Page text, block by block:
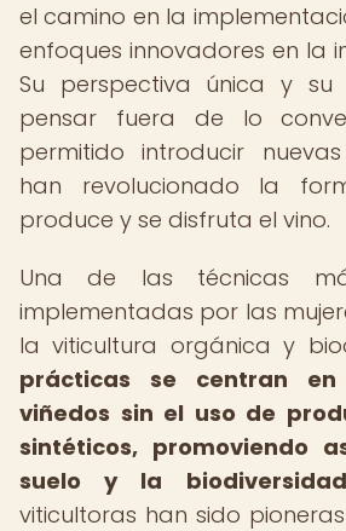
el camino en la
enfoques innovadores en la
Su perspectiva única y
pensar fuera de lo
permitido introducir
han revolucionado la
produce y se disfruta el vino.
Una de las técnicas
implementadas por las
la viticultura orgánica y
prácticas se centran
viñedos sin el uso de
sintéticos, promoviendo
suelo y la
viticultoras han sido